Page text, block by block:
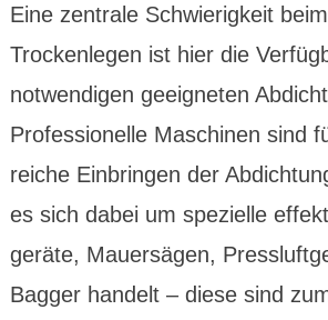
Eine zentrale Schwierig­keit
Trocken­legen ist hier die
notwen­digen geeigneten
Profes­sionelle Maschinen sind
reiche Ein­bringen der
es sich dabei um spezielle
geräte, Mauer­sägen,
Bagger handelt – diese sind